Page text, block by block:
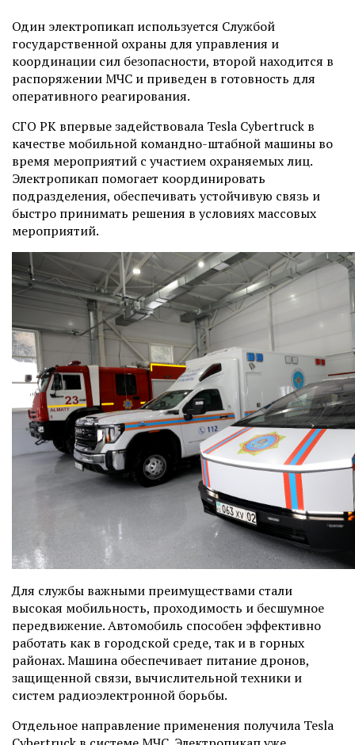
Один электропикап используется Службой
государственной охраны для управления и
координации сил безопасности, второй находится в
распоряжении МЧС и приведен в готовность для
оперативного реагирования.
СГО РК впервые задействовала Tesla Cybertruck в
качестве мобильной командно-штабной машины во
время мероприятий с участием охраняемых лиц.
Электропикап помогает координировать
подразделения, обеспечивать устойчивую связь и
быстро принимать решения в условиях массовых
мероприятий.
Для службы важными преимуществами стали
высокая мобильность, проходимость и бесшумное
передвижение. Автомобиль способен эффективно
работать как в городской среде, так и в горных
районах. Машина обеспечивает питание дронов,
защищенной связи, вычислительной техники и
систем радиоэлектронной борьбы.
Отдельное направление применения получила Tesla